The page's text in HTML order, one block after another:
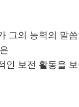
그의 능력의 말
인 보전 활동을